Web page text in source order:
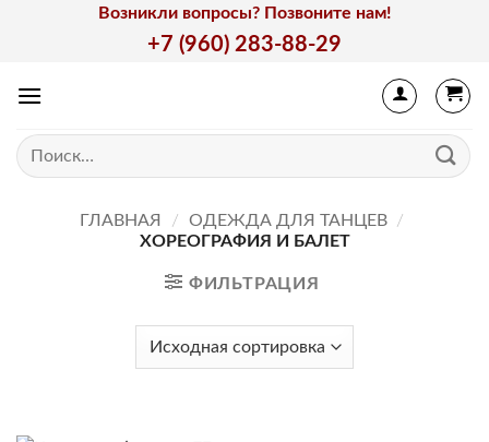
Возникли вопросы? Позвоните нам!
+7 (960) 283-88-29
Искать:
ГЛАВНАЯ / ОДЕЖДА ДЛЯ ТАНЦЕВ /
ХОРЕОГРАФИЯ И БАЛЕТ
ФИЛЬТРАЦИЯ